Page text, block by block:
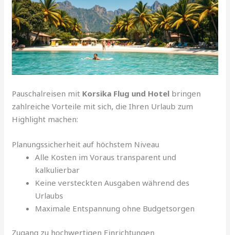
Pauschalreisen mit Korsika Flug und Hotel bringen
zahlreiche Vorteile mit sich, die Ihren Urlaub zum
Highlight machen:
Planungssicherheit auf höchstem Niveau
Alle Kosten im Voraus transparent und
kalkulierbar
Keine versteckten Ausgaben während des
Urlaubs
Maximale Entspannung ohne Budgetsorgen
Zugang zu hochwertigen Einrichtungen